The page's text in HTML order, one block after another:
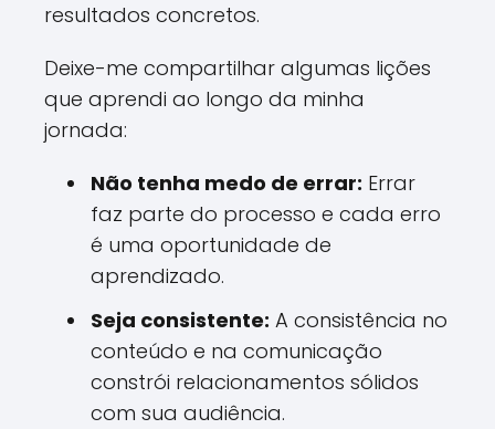
resultados concretos.
Deixe-me compartilhar algumas lições
que aprendi ao longo da minha
jornada:
Não tenha medo de errar: Errar
faz parte do processo e cada erro
é uma oportunidade de
aprendizado.
Seja consistente: A consistência no
conteúdo e na comunicação
constrói relacionamentos sólidos
com sua audiência.